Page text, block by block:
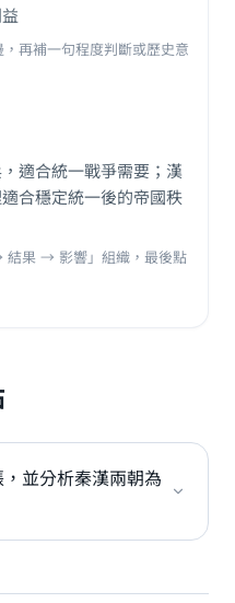
再補一句程度判斷或歷史意
適合統一戰爭需要；漢
合穩定統一後的帝國秩
果 → 影響」組織，最後點
並分析秦漢兩朝為